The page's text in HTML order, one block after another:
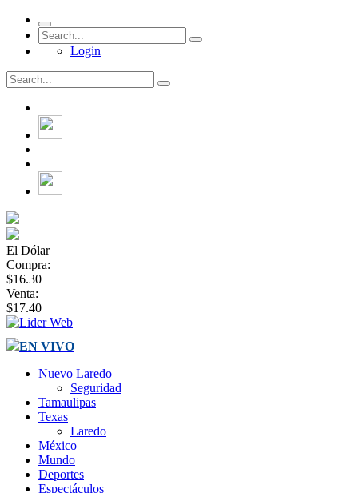
Login
El Dólar
Compra:
$16.30
Venta:
$17.40
EN VIVO
Nuevo Laredo
Seguridad
Tamaulipas
Texas
Laredo
México
Mundo
Deportes
Espectáculos